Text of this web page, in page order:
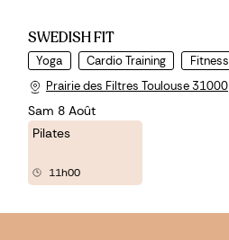
SWEDISH FIT
Yoga Cardio Training Fitness
Prairie des Filtres Toulouse 31000
Sam 8 Août
Pilates
11h00